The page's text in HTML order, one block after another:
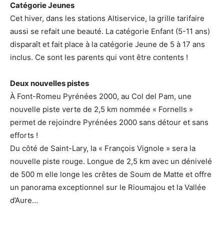
Catégorie Jeunes
Cet hiver, dans les stations Altiservice, la grille tarifaire
aussi se refait une beauté. La catégorie Enfant (5-11 ans)
disparaît et fait place à la catégorie Jeune de 5 à 17 ans
inclus. Ce sont les parents qui vont être contents !
Deux nouvelles pistes
À Font-Romeu Pyrénées 2000, au Col del Pam, une
nouvelle piste verte de 2,5 km nommée « Fornells »
permet de rejoindre Pyrénées 2000 sans détour et sans
efforts !
Du côté de Saint-Lary, la « François Vignole » sera la
nouvelle piste rouge. Longue de 2,5 km avec un dénivelé
de 500 m elle longe les crêtes de Soum de Matte et offre
un panorama exceptionnel sur le Rioumajou et la Vallée
d’Aure…